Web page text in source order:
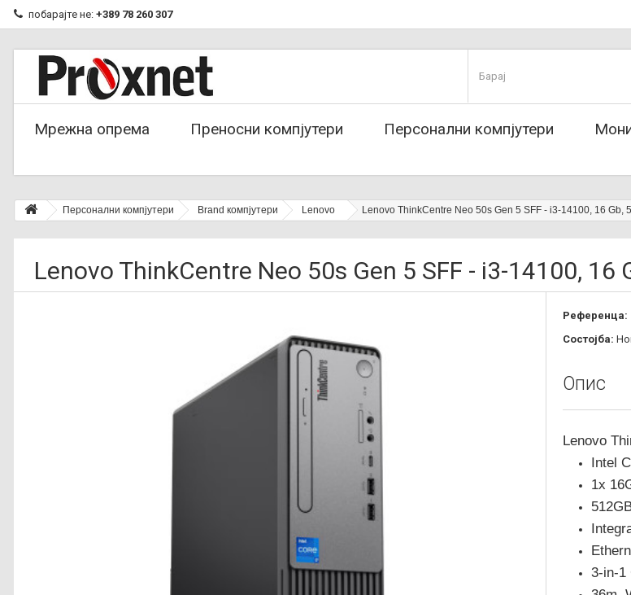
побарајте не: +389 78 260 307
Мрежна опрема Преносни компјутери Персонални компјутери
Персонални компјутери Brand компјутери Lenovo Lenovo ThinkCentre Neo 50s Gen 5 SFF - i3-14100, 16 Gb,
Lenovo ThinkCentre Neo 50s Gen 5 SFF - i3-14100, 16
Референца:
Состојба:
Опис
Lenovo
Intel
1x
3-in-1